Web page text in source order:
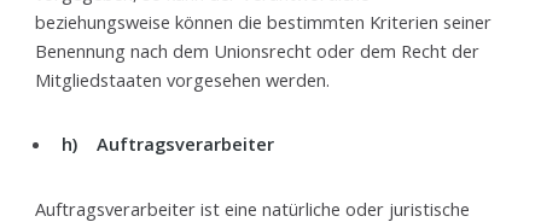
beziehungsweise können die bestimmten Kriterien seiner
Benennung nach dem Unionsrecht oder dem Recht der
Mitgliedstaaten vorgesehen werden.
h) Auftragsverarbeiter
Auftragsverarbeiter ist eine natürliche oder juristische